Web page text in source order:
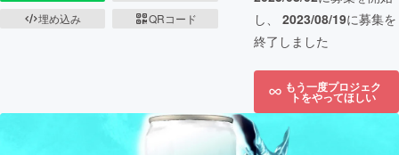
埋め込み
QRコード
し、 2023/08/19に募集を
終了しました
もう一度プロジェク
トをやってほしい